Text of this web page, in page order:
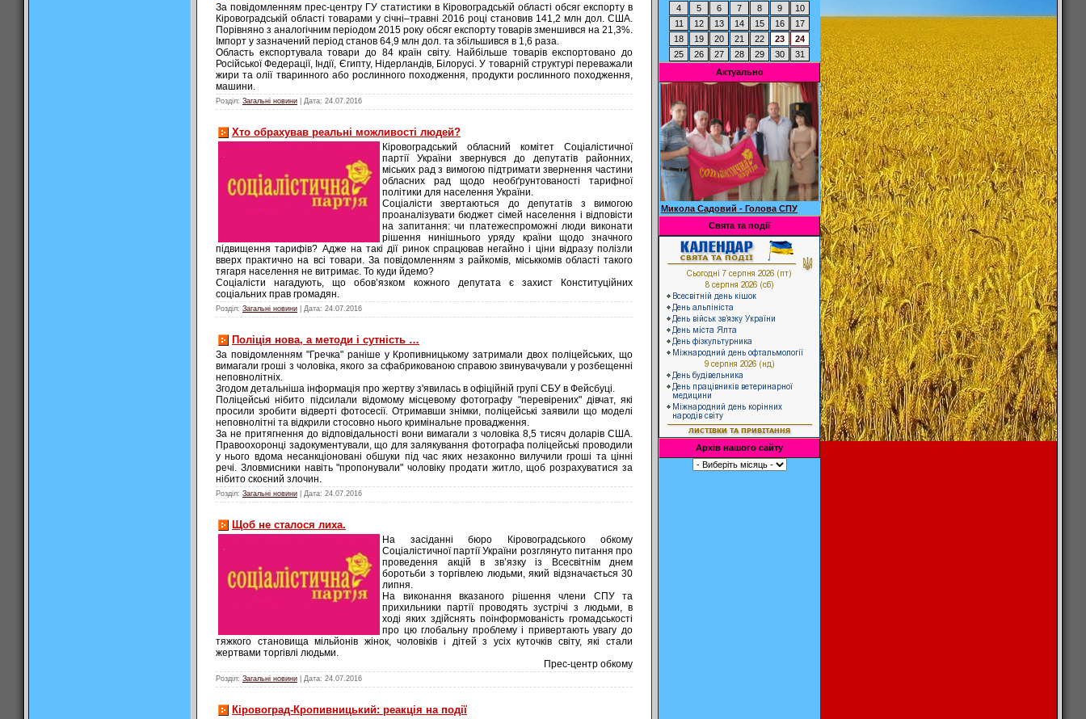
За повідомленням прес-центру ГУ статистики в Кіровоградській області обсяг експорту в
Кіровоградській області товарами у січні–травні 2016 році становив 141,2 млн дол. США.
Порівняно з аналогічним періодом 2015 року обсяг експорту товарів зменшився на 21,3%.
Імпорт у зазначений період станов 64,9 млн дол. та збільшився в 1,6 раза.
Область експортувала товари до 84 країн світу. Найбільше товарів експортовано до
Російської Федерації, Індії, Єгипту, Нідерландів, Білорусі. У товарній структурі переважали
жири та олії тваринного або рослинного походження, продукти рослинного походження,
машини.
Розділ: Загальні новини | Дата: 24.07.2016
Хто обрахував реальні можливості людей?
Кіровоградський обласний комітет Соціалістичної
партії України звернувся до депутатів районних,
міських рад з вимогою підтримати звернення частини
обласних рад щодо необґрунтованості тарифної
політики для населення України.
Соціалісти звертаються до депутатів з вимогою
проаналізувати бюджет сімей населення і відповісти
на запитання: чи платежеспроможні люди виконати
рішення нинішнього уряду країни щодо значного
підвищення тарифів? Адже на такі дії ринок спрацював негайно і ціни відразу полізли
вверх практично на всі товари. За повідомленням з райкомів, міськкомів області такого
тягаря населення не витримає. То куди йдемо?
Соціалісти нагадують, що обов’язком кожного депутата є захист Конституційних
соціальних прав громадян.
Розділ: Загальні новини | Дата: 24.07.2016
Поліція нова, а методи і сутність …
За повідомленням "Гречка" раніше у Кропивницькому затримали двох поліцейських, що
вимагали гроші з чоловіка, якого за сфабрикованою справою звинувачували у розбещенні
неповнолітніх.
Згодом детальніша інформація про жертву з'явилась в офіційній групі СБУ в Фейсбуці.
Поліцейські нібито підсилали відомому місцевому фотографу "перевірених" дівчат, які
просили зробити відверті фотосесії. Отримавши знімки, поліцейські заявили що моделі
неповнолітні та відкрили стосовно нього кримінальне провадження.
За не притягнення до відповідальності вони вимагали з чоловіка 8,5 тисяч доларів США.
Правоохоронці задокументували, що для залякування фотографа поліцейські проводили
у нього вдома несанкціоновані обшуки під час яких незаконно вилучили гроші та цінні
речі. Зловмисники навіть "пропонували" чоловіку продати житло, щоб розрахуватися за
нібито скоєний злочин.
Розділ: Загальні новини | Дата: 24.07.2016
Щоб не сталося лиха.
На засіданні бюро Кіровоградського обкому
Соціалістичної партії України розглянуто питання про
проведення акцій в зв’язку із Всесвітнім днем
боротьби з торгівлею людьми, який відзначається 30
липня.
На виконання вказаного рішення члени СПУ та
прихильники партії проводять зустрічі з людьми, в
ході яких здійснять поінформованість громадськості
про цю глобальну проблему і привертають увагу до
тяжкого становища мільйонів жінок, чоловіків і дітей з усіх куточків світу, які стали
жертвами торгівлі людьми.
Прес-центр обкому
Розділ: Загальні новини | Дата: 24.07.2016
Кіровоград-Кропивницький: реакція на події
4
5 6 7 8 9
10
11
12 13 14 15 16
17
18
19 20 21 22 23
24
25
26 27 28 29 30
31
Актуально
Микола Садовий - Голова СПУ
Свята та події
Архів нашого сайту